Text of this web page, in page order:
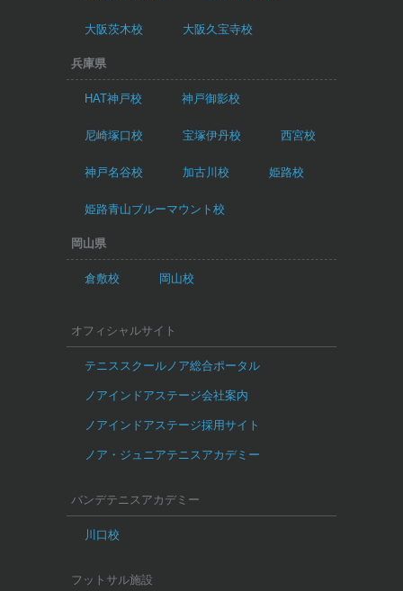
大阪茨木校 大阪久宝寺校
兵庫県
HAT神戸校 神戸御影校
尼崎塚口校 宝塚伊丹校 西宮校
神戸名谷校 加古川校 姫路校
姫路青山ブルーマウント校
岡山県
倉敷校 岡山校
オフィシャルサイト
テニススクールノア総合ポータル
ノアインドアステージ会社案内
ノアインドアステージ採用サイト
ノア・ジュニアテニスアカデミー
バンデテニスアカデミー
川口校
フットサル施設